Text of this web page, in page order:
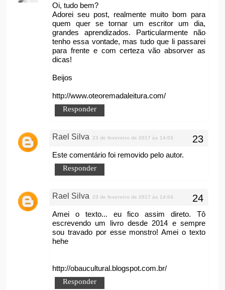
Oi, tudo bem?
Adorei seu post, realmente muito bom para
quem quer se tornar um escritor um dia,
grandes aprendizados. Particularmente não
tenho essa vontade, mas tudo que li passarei
para frente e com certeza vão absorver as
dicas!
Beijos
http://www.oteoremadaleitura.com/
Responder
Rael Silva 23 de fevereiro de 2017 às 14:03
Este comentário foi removido pelo autor.
Responder
Rael Silva 23 de fevereiro de 2017 às 14:04
Amei o texto... eu fico assim direto. Tô
escrevendo um livro desde 2014 e sempre
sou travado por esse monstro! Amei o texto
hehe
http://obaucultural.blogspot.com.br/
Responder